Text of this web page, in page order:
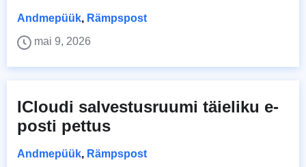
Andmepüük, Rämpspost
mai 9, 2026
ICloudi salvestusruumi täieliku e-
posti pettus
Andmepüük, Rämpspost